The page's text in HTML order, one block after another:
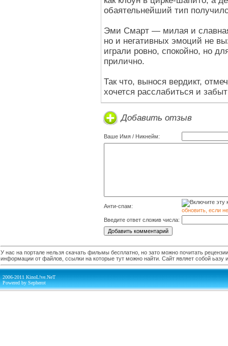
обаятельнейший тип
Эми Смарт — милая и
но и негативных эмоций не
играли ровно, спокойно, но
прилично.
Так что, вынося вердикт,
хочется расслабиться и
Добавить отзыв
Ваше Имя / Никнейм:
Анти-спам:
обновить, если
Введите ответ сложив числа:
У нас на портале нельзя скачать фильмы бесплатно, но зато можно почитать
информации от файлов, ссылки на которые тут можно найти. Сайт являет собой
2006-2011 KinoL!ve.NeT
Powered by Sepherot